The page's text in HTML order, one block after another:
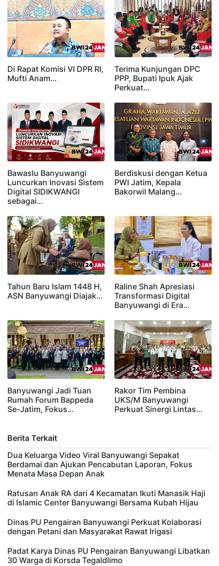
Di Rapat Komisi VI DPR RI,
Mufti Anam…
Terima Kunjungan DPC
PPP, Bupati Ipuk Ajak
Perkuat…
Bawaslu Banyuwangi
Luncurkan Inovasi Sistem
Digital SIDIKWANGI
sebagai…
Berdiskusi dengan Ketua
PWI Jatim, Kepala
Bakorwil Malang…
Tahun Baru Islam 1448 H,
ASN Banyuwangi Diajak…
Raline Shah Apresiasi
Transformasi Digital
Banyuwangi di Era…
Banyuwangi Jadi Tuan
Rumah Forum Bappeda
Se-Jatim, Fokus…
Rakor Tim Pembina
UKS/M Banyuwangi
Perkuat Sinergi Lintas…
Berita Terkait
Dua Keluarga Video Viral Banyuwangi Sepakat
Berdamai dan Ajukan Pencabutan Laporan, Fokus
Menata Masa Depan Anak
Ratusan Anak RA dari 4 Kecamatan Ikuti Manasik Haji
di Islamic Center Banyuwangi Bersama Kubah Hijau
Dinas PU Pengairan Banyuwangi Perkuat Kolaborasi
dengan Petani dan Masyarakat Rawat Irigasi
Padat Karya Dinas PU Pengairan Banyuwangi Libatkan
30 Warga di Korsda Tegaldlimo